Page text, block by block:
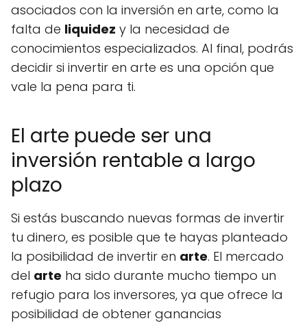
asociados con la inversión en arte, como la
falta de liquidez y la necesidad de
conocimientos especializados. Al final, podrás
decidir si invertir en arte es una opción que
vale la pena para ti.
El arte puede ser una
inversión rentable a largo
plazo
Si estás buscando nuevas formas de invertir
tu dinero, es posible que te hayas planteado
la posibilidad de invertir en arte. El mercado
del arte ha sido durante mucho tiempo un
refugio para los inversores, ya que ofrece la
posibilidad de obtener ganancias